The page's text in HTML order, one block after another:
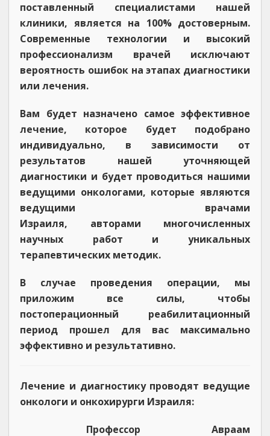
поставленный специалистами нашей
клиники, является на 100% достоверным.
Современные технологии и высокий
профессионализм врачей исключают
вероятность ошибок на этапах диагностики
или лечения.
Вам будет назначено самое эффективное
лечение, которое будет подобрано
индивидуально, в зависимости от
результатов нашей уточняющей
диагностики и будет проводиться нашими
ведущими онкологами, которые являются
ведущими врачами
Израиля, авторами многочисленных
научных работ и уникальных
терапевтических методик.
В случае проведения операции, мы
приложим все силы, чтобы
постоперационный реабилитационный
период прошел для вас максимально
эффективно и результативно.
Лечение и диагностику проводят ведущие
онкологи и онкохирурги Израиля:
Профессор Авраам